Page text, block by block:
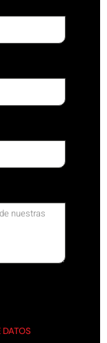
DATOS